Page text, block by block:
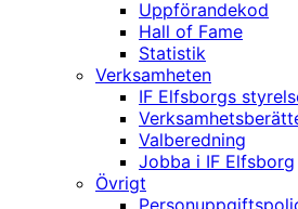
Uppförandekod
Hall of Fame
Statistik
Verksamheten
IF Elfsborgs
Valberedning
Jobba i IF Elfsborg
Övrigt